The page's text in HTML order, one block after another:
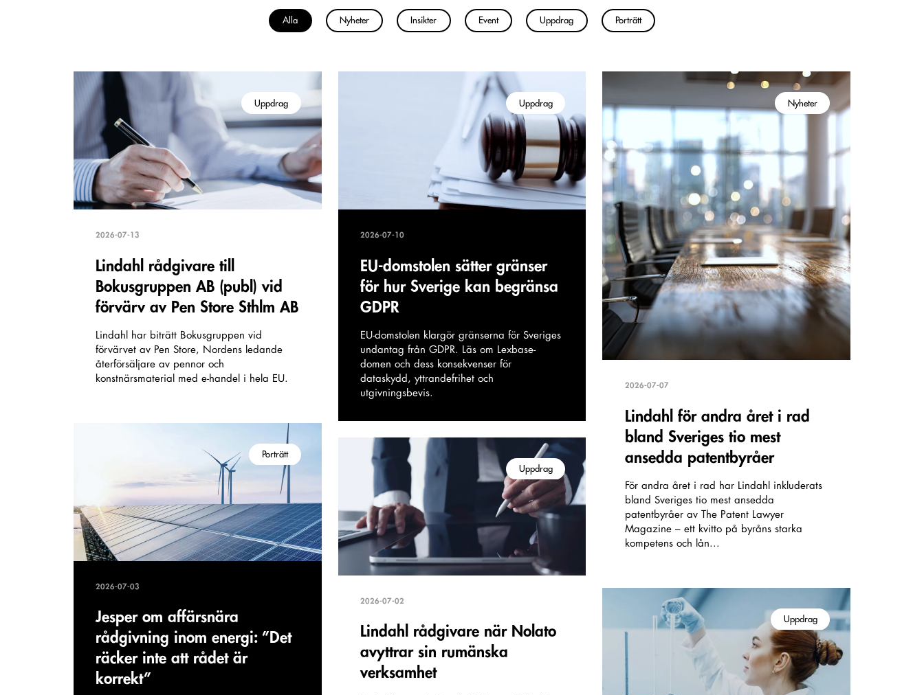
Alla Nyheter Insikter Event Uppdrag Porträtt
Uppdrag
2026-07-13
Lindahl rådgivare till
Bokusgruppen AB (publ) vid
förvärv av Pen Store Sthlm AB
Lindahl har biträtt Bokusgruppen vid
förvärvet av Pen Store, Nordens ledande
återförsäljare av pennor och
konstnärsmaterial med e-handel i hela EU.
Uppdrag
2026-07-10
EU-domstolen sätter gränser
för hur Sverige kan begränsa
GDPR
EU-domstolen klargör gränserna för Sveriges
undantag från GDPR. Läs om Lexbase-
domen och dess konsekvenser för
dataskydd, yttrandefrihet och
utgivningsbevis.
Nyheter
2026-07-07
Lindahl för andra året i rad
bland Sveriges tio mest
ansedda patentbyråer
För andra året i rad har Lindahl inkluderats
bland Sveriges tio mest ansedda
patentbyråer av The Patent Lawyer
Magazine – ett kvitto på byråns starka
kompetens och lån...
Porträtt
2026-07-03
Jesper om affärsnära
rådgivning inom energi: ”Det
räcker inte att rådet är
korrekt”
Uppdrag
2026-07-02
Lindahl rådgivare när Nolato
avyttrar sin rumänska
verksamhet
Uppdrag